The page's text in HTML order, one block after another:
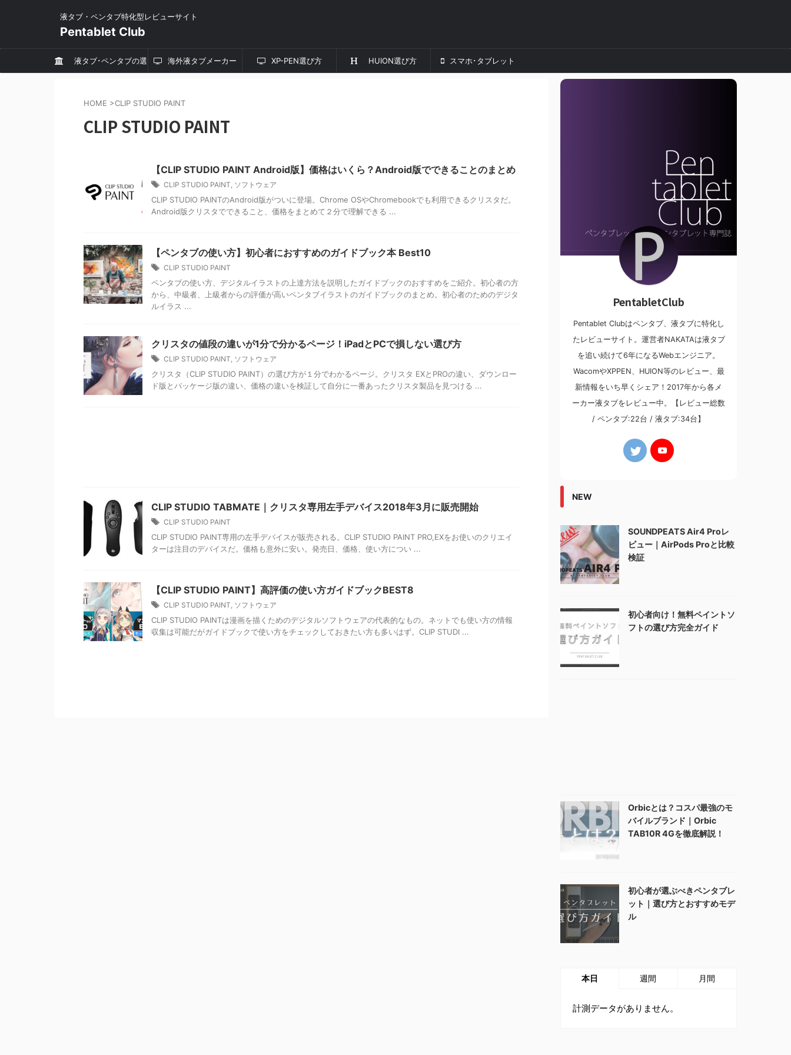
液タブ・ペンタブ特化型レビューサイト
Pentablet Club
液タブ･ペンタブの選 海外液タブメーカー XP-PEN選び方 HUION選び方 スマホ･タブレット
HOME >CLIP STUDIO PAINT
CLIP STUDIO PAINT
【CLIP STUDIO PAINT Android版】価格はいくら？Android版でできることのまとめ
CLIP STUDIO PAINT, ソフトウェア
CLIP STUDIO PAINTのAndroid版がついに登場。Chrome OSやChromebookでも利用できるクリスタだ。
Android版クリスタでできること、価格をまとめて２分で理解できる ...
【ペンタブの使い方】初心者におすすめのガイドブック本 Best10
CLIP STUDIO PAINT
ペンタブの使い方、デジタルイラストの上達方法を説明したガイドブックのおすすめをご紹介。初心者の方
から、中級者、上級者からの評価が高いペンタブイラストのガイドブックのまとめ。初心者のためのデジタ
ルイラス ...
クリスタの値段の違いが1分で分かるページ！iPadとPCで損しない選び方
CLIP STUDIO PAINT, ソフトウェア
クリスタ（CLIP STUDIO PAINT）の選び方が１分でわかるページ。クリスタ EXとPROの違い、ダウンロー
ド版とパッケージ版の違い、価格の違いを検証して自分に一番あったクリスタ製品を見つける ...
CLIP STUDIO TABMATE｜クリスタ専用左手デバイス2018年3月に販売開始
CLIP STUDIO PAINT
CLIP STUDIO PAINT専用の左手デバイスが販売される。CLIP STUDIO PAINT PRO,EXをお使いのクリエイ
ターは注目のデバイスだ。価格も意外に安い。発売日、価格、使い方につい ...
【CLIP STUDIO PAINT】高評価の使い方ガイドブックBEST8
CLIP STUDIO PAINT, ソフトウェア
CLIP STUDIO PAINTは漫画を描くためのデジタルソフトウェアの代表的なもの。ネットでも使い方の情報
収集は可能だがガイドブックで使い方をチェックしておきたい方も多いはず。CLIP STUDI ...
PentabletClub
Pentablet Clubはペンタブ、液タブに特化し
たレビューサイト。運営者NAKATAは液タブ
を追い続けて6年になるWebエンジニア。
WacomやXPPEN、HUION等のレビュー、最
新情報をいち早くシェア！2017年から各メ
ーカー液タブをレビュー中。【レビュー総数
/ ペンタブ:22台 / 液タブ:34台】
NEW
SOUNDPEATS Air4 Proレ
ビュー｜AirPods Proと比較
検証
初心者向け！無料ペイントソ
フトの選び方完全ガイド
Orbicとは？コスパ最強のモ
バイルブランド｜Orbic
TAB10R 4Gを徹底解説！
初心者が選ぶべきペンタブレ
ット｜選び方とおすすめモデ
ル
本日 週間 月間
計測データがありません。